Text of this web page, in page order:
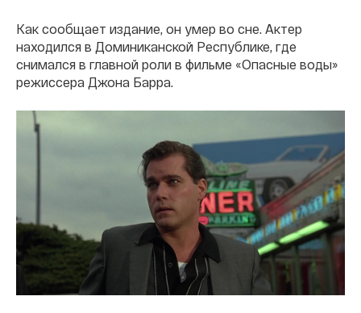
Как сообщает издание, он умер во сне. Актер
находился в Доминиканской Республике, где
снимался в главной роли в фильме «Опасные воды»
режиссера Джона Барра.